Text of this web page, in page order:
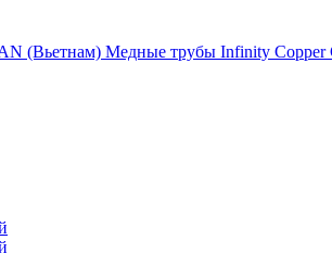
(Вьетнам) Медные трубы Infinity Copper